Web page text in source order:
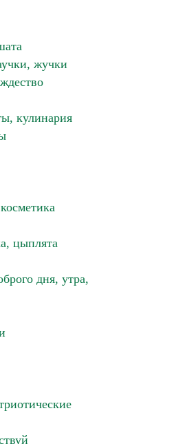
жучки
кулинария
цыплята
дня, утра,